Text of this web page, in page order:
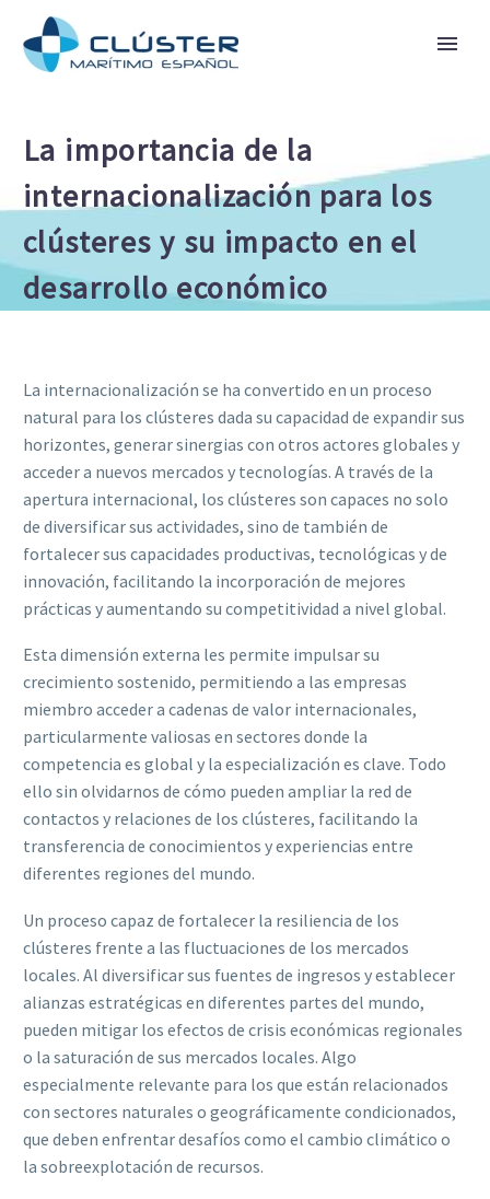
La importancia de la
internacionalización para los
clústeres y su impacto en el
desarrollo económico
La internacionalización se ha convertido en un proceso
natural para los clústeres dada su capacidad de expandir sus
horizontes, generar sinergias con otros actores globales y
acceder a nuevos mercados y tecnologías. A través de la
apertura internacional, los clústeres son capaces no solo
de diversificar sus actividades, sino de también de
fortalecer sus capacidades productivas, tecnológicas y de
innovación, facilitando la incorporación de mejores
prácticas y aumentando su competitividad a nivel global.
Esta dimensión externa les permite impulsar su
crecimiento sostenido, permitiendo a las empresas
miembro acceder a cadenas de valor internacionales,
particularmente valiosas en sectores donde la
competencia es global y la especialización es clave. Todo
ello sin olvidarnos de cómo pueden ampliar la red de
contactos y relaciones de los clústeres, facilitando la
transferencia de conocimientos y experiencias entre
diferentes regiones del mundo.
Un proceso capaz de fortalecer la resiliencia de los
clústeres frente a las fluctuaciones de los mercados
locales. Al diversificar sus fuentes de ingresos y establecer
alianzas estratégicas en diferentes partes del mundo,
pueden mitigar los efectos de crisis económicas regionales
o la saturación de sus mercados locales. Algo
especialmente relevante para los que están relacionados
con sectores naturales o geográficamente condicionados,
que deben enfrentar desafíos como el cambio climático o
la sobreexplotación de recursos.